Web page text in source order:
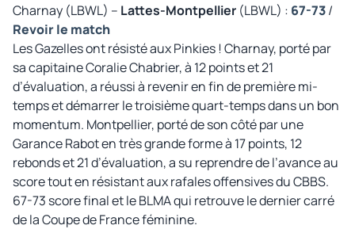
Charnay (LBWL) – Lattes-Montpellier (LBWL) : 67-73/
Revoir le match
Les Gazelles ont résisté aux Pinkies ! Charnay, porté par
sa capitaine Coralie Chabrier, à 12 points et 21
d’évaluation, a réussi à revenir en fin de première mi-
temps et démarrer le troisième quart-temps dans un bon
momentum. Montpellier, porté de son côté par une
Garance Rabot en très grande forme à 17 points, 12
rebonds et 21 d’évaluation, a su reprendre de l’avance au
score tout en résistant aux rafales offensives du CBBS.
67-73 score final et le BLMA qui retrouve le dernier carré
de la Coupe de France féminine.